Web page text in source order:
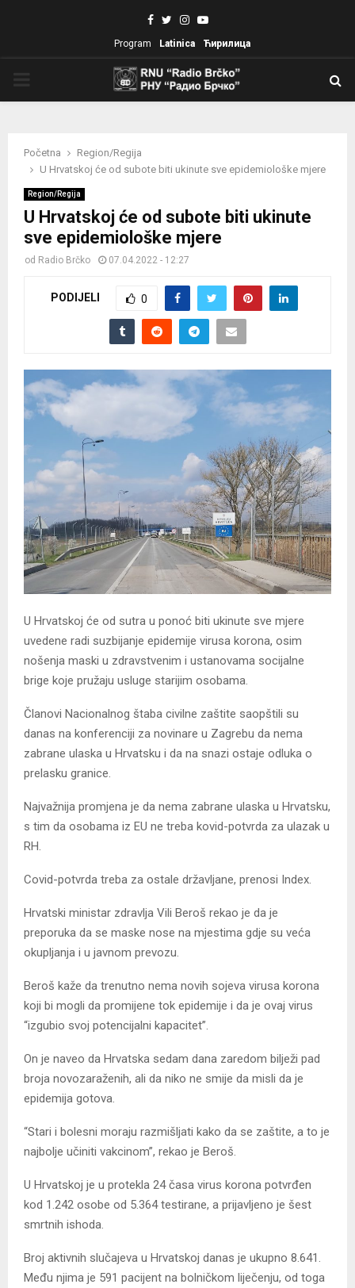
Facebook
TwitterInstagram
Youtube
Program Latinica Ћирилица
Početna
Region/Regija
U Hrvatskoj će od subote biti ukinute sve epidemiološke mjere
Region/Regija
U Hrvatskoj će od subote biti ukinute
sve epidemiološke mjere
od Radio Brčko 07.04.2022 - 12:27
PODIJELI 0
U Hrvatskoj će od sutra u ponoć biti ukinute sve mjere
uvedene radi suzbijanje epidemije virusa korona, osim
nošenja maski u zdravstvenim i ustanovama socijalne
brige koje pružaju usluge starijim osobama.
Članovi Nacionalnog štaba civilne zaštite saopštili su
danas na konferenciji za novinare u Zagrebu da nema
zabrane ulaska u Hrvatsku i da na snazi ostaje odluka o
prelasku granice.
Najvažnija promjena je da nema zabrane ulaska u Hrvatsku,
s tim da osobama iz EU ne treba kovid-potvrda za ulazak u
RH.
Covid-potvrda treba za ostale državljane, prenosi Index.
Hrvatski ministar zdravlja Vili Beroš rekao je da je
preporuka da se maske nose na mjestima gdje su veća
okupljanja i u javnom prevozu.
Beroš kaže da trenutno nema novih sojeva virusa korona
koji bi mogli da promijene tok epidemije i da je ovaj virus
“izgubio svoj potencijalni kapacitet”.
On je naveo da Hrvatska sedam dana zaredom bilježi pad
broja novozaraženih, ali da niko ne smije da misli da je
epidemija gotova.
“Stari i bolesni moraju razmišljati kako da se zaštite, a to je
najbolje učiniti vakcinom”, rekao je Beroš.
U Hrvatskoj je u protekla 24 časa virus korona potvrđen
kod 1.242 osobe od 5.364 testirane, a prijavljeno je šest
smrtnih ishoda.
Broj aktivnih slučajeva u Hrvatskoj danas je ukupno 8.641.
Među njima je 591 pacijent na bolničkom liječenju, od toga